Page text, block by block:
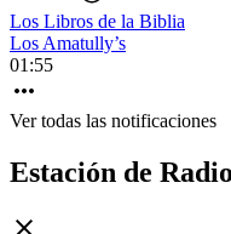
Los Libros de la Biblia
Los Amatully’s
01:55
Ver todas las notificaciones
Estación de Radio